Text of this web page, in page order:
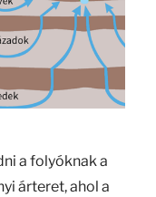
a folyóknak a
árteret, ahol a